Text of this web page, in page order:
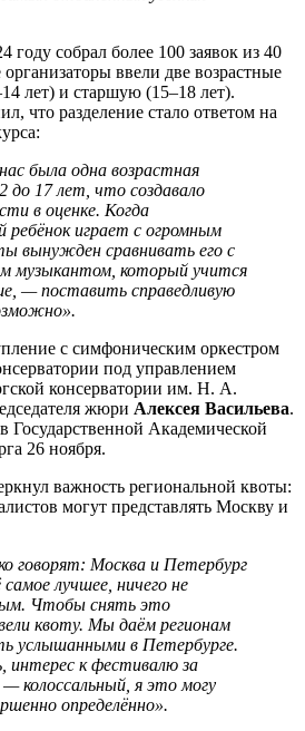
году собрал более 100 заявок из 40
ввели две возрастные
лет) и старшую (15–18 лет).
что разделение стало ответом на
была одна возрастная
до 17 лет, что создавало
в оценке. Когда
ребёнок играет с огромным
вынужден сравнивать его с
музыкантом, который учится
— поставить справедливую
с симфоническим оркестром
под управлением
консерватории им. Н. А.
жюри Алексея Васильева.
Государственной Академической
26 ноября.
важность региональной квоты:
могут представлять Москву и
говорят: Москва и Петербург
лучшее, ничего не
Чтобы снять это
квоту. Мы даём регионам
услышанными в Петербурге.
интерес к фестивалю за
колоссальный, я это могу
определённо».